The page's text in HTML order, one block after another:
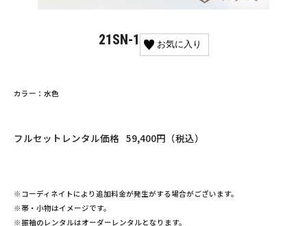
21SN-1 お気に入り
カラー：水色
フルセットレンタル価格 59,400円（税込）
※コーディネイトにより追加料金が発生がする場合がございます。
※帯・小物はイメージです。
※振袖のレンタルはオーダーレンタルとなります。